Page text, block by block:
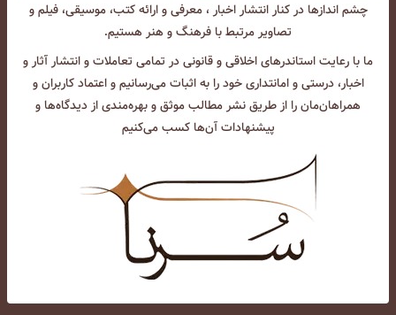
چشم انداز‌ها در کنار انتشار اخبار ، معرفی و ارائه کتب، موسیقی، فیلم و
تصاویر مرتبط با فرهنگ و هنر هستیم.
ما با رعایت استاندرهای اخلاقی و قانونی در تمامی تعاملات و انتشار آثار و
اخبار، درستی و امانتداری خود را به اثبات می‌رسانیم و اعتماد کاربران و
همراهان‌مان را از طریق نشر مطالب موثق و بهره‌مندی از دیدگاه‌ها و
پیشنهادات آن‌ها کسب می‌کنیم